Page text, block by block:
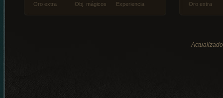
Oro extra Obj. mágicos Experiencia Oro extra